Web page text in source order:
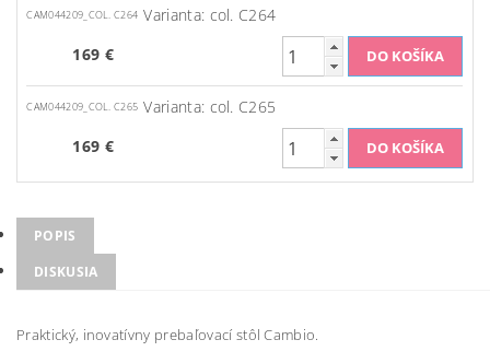
CAM044209_COL. C264 Varianta: col. C264
169 €
CAM044209_COL. C265 Varianta: col. C265
169 €
POPIS
DISKUSIA
Praktický, inovatívny prebaľovací stôl Cambio.